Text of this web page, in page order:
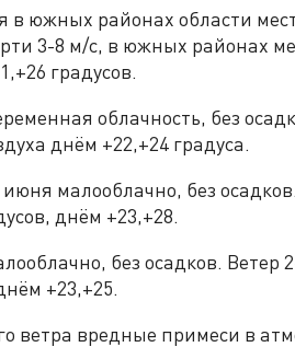
в южных районах области
3-8 м/с, в южных районах
градусов.
облачность, без
днём +22,+24 градуса.
июня малооблачно, без
днём +23,+28.
без осадков. Ветер
+23,+25.
ветра вредные примеси в